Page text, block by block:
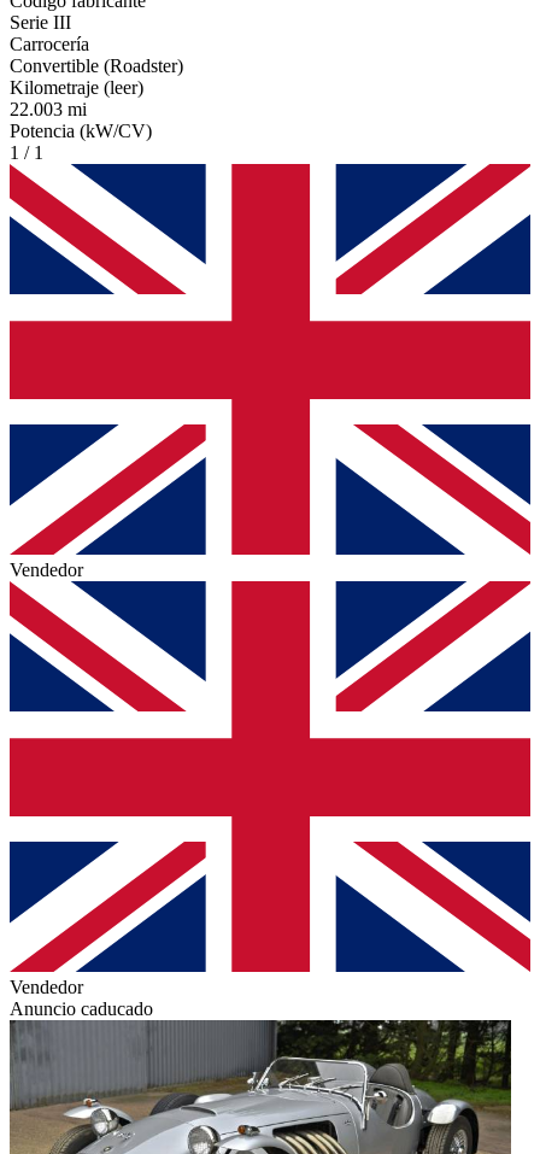
Serie III
Carrocería
Convertible (Roadster)
Kilometraje (leer)
22.003 mi
Potencia (kW/CV)
1 / 1
Vendedor
Vendedor
Anuncio caducado